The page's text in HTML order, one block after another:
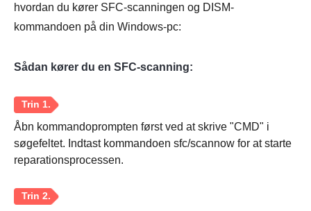
hvordan du kører SFC-scanningen og DISM-
kommandoen på din Windows-pc:
Sådan kører du en SFC-scanning:
Åbn kommandoprompten først ved at skrive "CMD" i
søgefeltet. Indtast kommandoen sfc/scannow for at starte
reparationsprocessen.